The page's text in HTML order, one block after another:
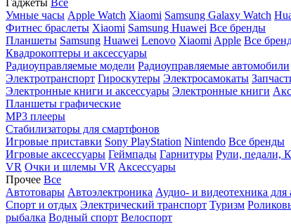
Гаджеты Все
Умные часы Apple Watch Xiaomi Samsung Galaxy Watch
Фитнес браслеты Xiaomi Samsung Huawei Все бренды
Планшеты Samsung Huawei Lenovo Xiaomi Apple Все
Квадрокоптеры и аксессуары
Радиоуправляемые модели Радиоуправляемые автомобили
Электротранспорт Гироскутеры Электросамокаты
Электронные книги и аксессуары Электронные книги
Планшеты графические
MP3 плееры
Стабилизаторы для смартфонов
Игровые приставки Sony PlayStation Nintendo Все бренды
Игровые аксессуары Геймпады Гарнитуры Рули, педали,
VR Очки и шлемы VR Аксессуары
Прочее Все
Автотовары Автоэлектроника Аудио- и видеотехника для
Спорт и отдых Электрический транспорт Туризм
рыбалка Водный спорт Велоспорт